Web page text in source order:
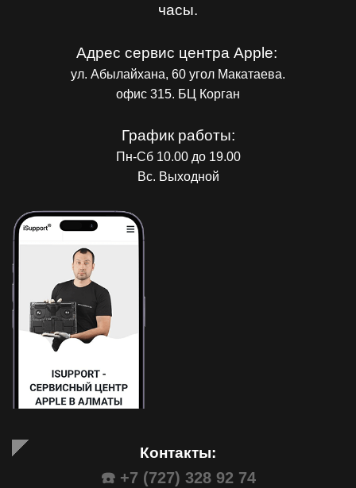
часы.
Адрес сервис центра Apple:
ул. Абылайхана, 60 угол Макатаева.
офис 315. БЦ Корган
График работы:
Пн-Сб 10.00 до 19.00
Вс. Выходной
Контакты:
☎️ +7 (727) 328 92 74